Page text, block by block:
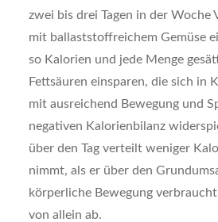
zwei bis drei Tagen in der Woche
mit ballaststoffreichem Gemüse
so Kalorien und jede Menge
Fettsäuren einsparen, die sich in
mit ausreichend Bewegung und
negativen Kalorienbilanz
über den Tag verteilt weniger
nimmt, als er über den
körperliche Bewegung
von allein ab.